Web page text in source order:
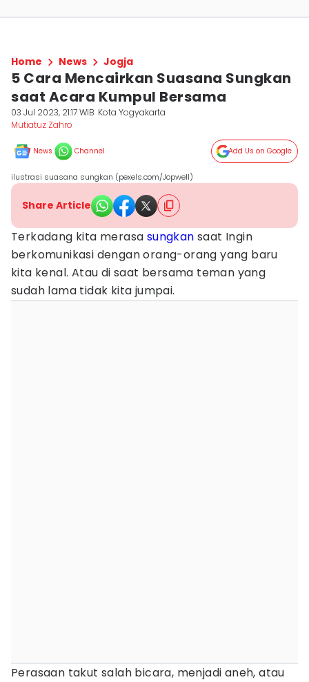
Home News Jogja
5 Cara Mencairkan Suasana Sungkan
saat Acara Kumpul Bersama
03 Jul 2023, 21:17 WIB Kota Yogyakarta
Mutiatuz Zahro
News Channel Add Us on Google
ilustrasi suasana sungkan (pexels.com/Jopwell)
Share Article
Terkadang kita merasa sungkan saat Ingin
berkomunikasi dengan orang-orang yang baru
kita kenal. Atau di saat bersama teman yang
sudah lama tidak kita jumpai.
Perasaan takut salah bicara, menjadi aneh, atau